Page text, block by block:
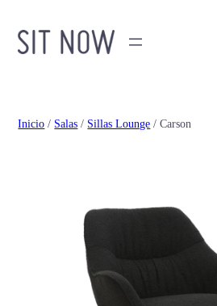
Inicio / Salas / Sillas Lounge / Carson